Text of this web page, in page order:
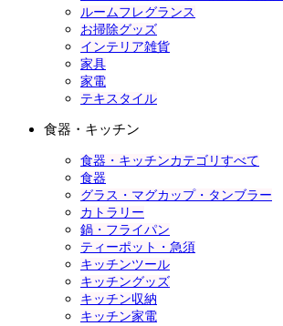
ルームフレグランス
お掃除グッズ
インテリア雑貨
家具
家電
テキスタイル
食器・キッチン
食器・キッチンカテゴリすべて
食器
グラス・マグカップ・タンブラー
カトラリー
鍋・フライパン
ティーポット・急須
キッチンツール
キッチングッズ
キッチン収納
キッチン家電